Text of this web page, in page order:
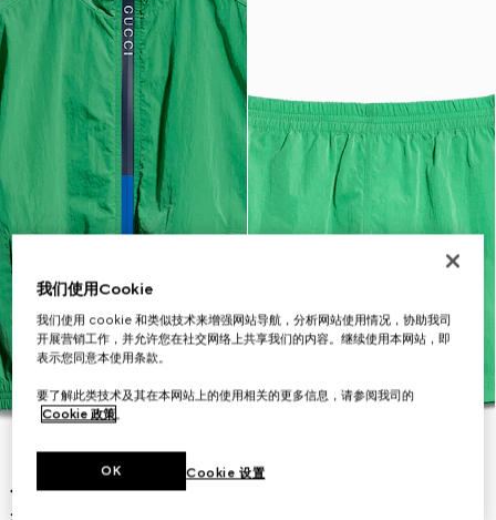
我们使用Cookie
我们使用 cookie 和类似技术来增强网站导航，分析网站使用情况，协助我司
开展营销工作，并允许您在社交网络上共享我们的内容。继续使用本网站，即
表示您同意本使用条款。
要了解此类技术及其在本网站上的使用相关的更多信息，请参阅我司的
Cookie 政策。
Cookie 设置
OK